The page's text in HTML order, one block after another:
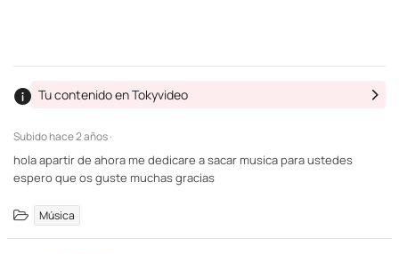
Subidohace 2 años ·
Tu contenido en Tokyvideo
hola apartir de ahora me dedicare a sacar musica para ustedes
espero que os guste muchas gracias
Música